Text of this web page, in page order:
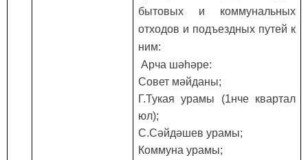
бытовых и коммунальных
отходов и подъездных путей к
ним:
Арча шәһәре:
Совет мәйданы;
Г.Тукая урамы (1нчеквартал
юл);
С.Сәйдәшев урамы;
Коммуна урамы;